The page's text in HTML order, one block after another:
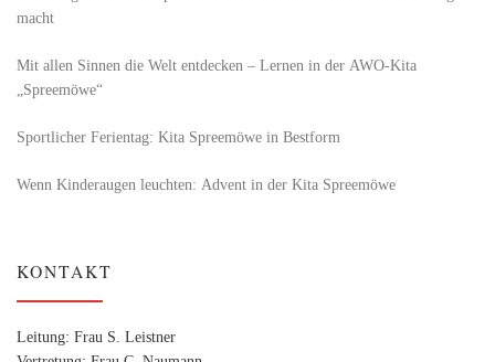
macht
Mit allen Sinnen die Welt entdecken – Lernen in der AWO-Kita
„Spreemöwe“
Sportlicher Ferientag: Kita Spreemöwe in Bestform
Wenn Kinderaugen leuchten: Advent in der Kita Spreemöwe
KONTAKT
Leitung: Frau S. Leistner